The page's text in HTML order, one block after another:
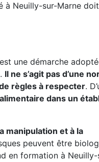
à Neuilly-sur-Marne
une démarche
Il ne s’agit pas d’une
règles à respecter.
dans un
manipulation et à la
peuvent être
en formation à